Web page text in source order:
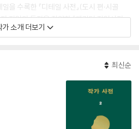
을 수록한 『디테일 사전』(도시 편·시골
직업의 특징을 집약한 『캐릭터 직업사전』,
지 갈등 유형을 수록한 『딜레마 사전』은 한
가 소개 더보기
최신순